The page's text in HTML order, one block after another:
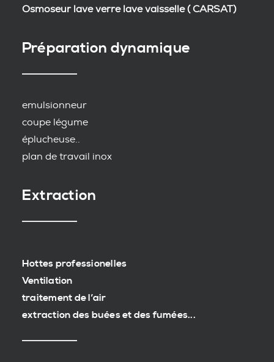
Osmoseur lave verre lave vaisselle ( CARSAT)
Préparation dynamique
emulsionneur
coupe légume
éplucheuse..
plan de travail inox
Extraction
Hottes professionelles
Ventilation
traitement de l’air
extraction des buées et des fumées...